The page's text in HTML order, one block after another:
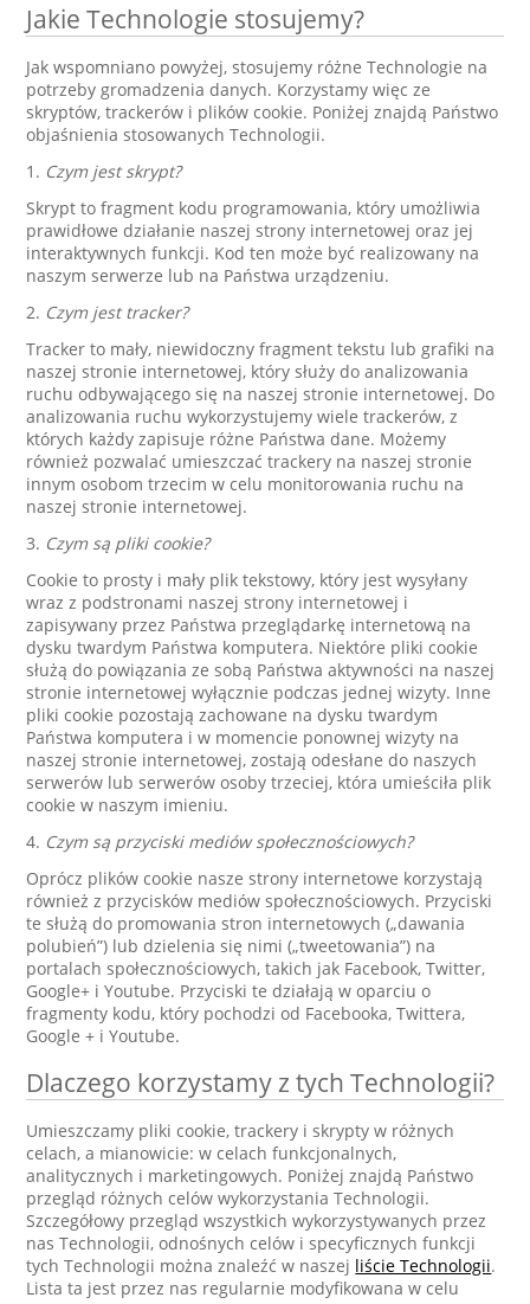
Jakie Technologie stosujemy?
Jak wspomniano powyżej, stosujemy różne Technologie na
potrzeby gromadzenia danych. Korzystamy więc ze
skryptów, trackerów i plików cookie. Poniżej znajdą Państwo
objaśnienia stosowanych Technologii.
1. Czym jest skrypt?
Skrypt to fragment kodu programowania, który umożliwia
prawidłowe działanie naszej strony internetowej oraz jej
interaktywnych funkcji. Kod ten może być realizowany na
naszym serwerze lub na Państwa urządzeniu.
2. Czym jest tracker?
Tracker to mały, niewidoczny fragment tekstu lub grafiki na
naszej stronie internetowej, który służy do analizowania
ruchu odbywającego się na naszej stronie internetowej. Do
analizowania ruchu wykorzystujemy wiele trackerów, z
których każdy zapisuje różne Państwa dane. Możemy
również pozwalać umieszczać trackery na naszej stronie
innym osobom trzecim w celu monitorowania ruchu na
naszej stronie internetowej.
3. Czym są pliki cookie?
Cookie to prosty i mały plik tekstowy, który jest wysyłany
wraz z podstronami naszej strony internetowej i
zapisywany przez Państwa przeglądarkę internetową na
dysku twardym Państwa komputera. Niektóre pliki cookie
służą do powiązania ze sobą Państwa aktywności na naszej
stronie internetowej wyłącznie podczas jednej wizyty. Inne
pliki cookie pozostają zachowane na dysku twardym
Państwa komputera i w momencie ponownej wizyty na
naszej stronie internetowej, zostają odesłane do naszych
serwerów lub serwerów osoby trzeciej, która umieściła plik
cookie w naszym imieniu.
4. Czym są przyciski mediów społecznościowych?
Oprócz plików cookie nasze strony internetowe korzystają
również z przycisków mediów społecznościowych. Przyciski
te służą do promowania stron internetowych („dawania
polubień”) lub dzielenia się nimi („tweetowania”) na
portalach społecznościowych, takich jak Facebook, Twitter,
Google+ i Youtube. Przyciski te działają w oparciu o
fragmenty kodu, który pochodzi od Facebooka, Twittera,
Google + i Youtube.
Dlaczego korzystamy z tych Technologii?
Umieszczamy pliki cookie, trackery i skrypty w różnych
celach, a mianowicie: w celach funkcjonalnych,
analitycznych i marketingowych. Poniżej znajdą Państwo
przegląd różnych celów wykorzystania Technologii.
Szczegółowy przegląd wszystkich wykorzystywanych przez
nas Technologii, odnośnych celów i specyficznych funkcji
tych Technologii można znaleźć w naszej liście Technologii.
Lista ta jest przez nas regularnie modyfikowana w celu